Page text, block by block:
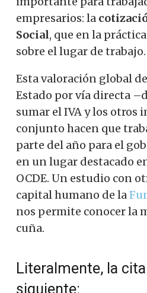
empresarios: la
Social, que en la
sobre el lugar de trabajo.
Esta valoración global
Estado por vía directa
sumar el IVA y los otros
conjunto hacen que
parte del año para el
en un lugar destacado
OCDE. Un estudio con
capital humano de la
nos permite conocer la
cuña.
Literalmente, la
siguiente: